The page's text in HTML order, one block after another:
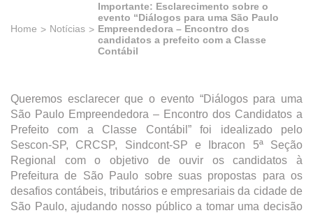
Home Notícias
Importante: Esclarecimento sobre o
evento “Diálogos para uma São Paulo
Empreendedora – Encontro dos
candidatos a prefeito com a Classe
Contábil
Queremos esclarecer que o evento “Diálogos para uma
São Paulo Empreendedora – Encontro dos Candidatos a
Prefeito com a Classe Contábil” foi idealizado pelo
Sescon-SP, CRCSP, Sindcont-SP e Ibracon 5ª Seção
Regional com o objetivo de ouvir os candidatos à
Prefeitura de São Paulo sobre suas propostas para os
desafios contábeis, tributários e empresariais da cidade de
São Paulo, ajudando nosso público a tomar uma decisão